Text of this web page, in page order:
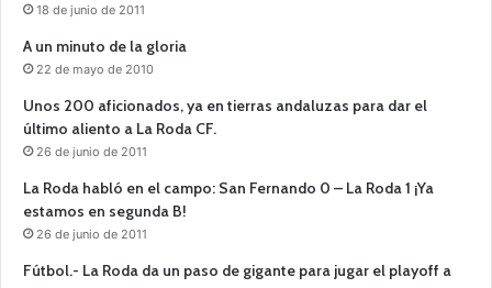
18 de junio de 2011
A un minuto de la gloria
22 de mayo de 2010
Unos 200 aficionados, ya en tierras andaluzas para dar el
último aliento a La Roda CF.
26 de junio de 2011
La Roda habló en el campo: San Fernando 0 – La Roda 1 ¡Ya
estamos en segunda B!
26 de junio de 2011
Fútbol.- La Roda da un paso de gigante para jugar el playoff a